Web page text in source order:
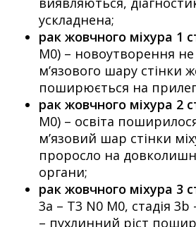
ускладнена;
рак жовчного міхура 1
M0) – новоутворення
м’язового шару стінки
поширюється на
рак жовчного міхура 2
M0) – освіта
м’язовий шар стінки
проросло на
органи;
рак жовчного міхура 3
3а – T3 N0 M0, стадія 3b
– пухлинний ріст